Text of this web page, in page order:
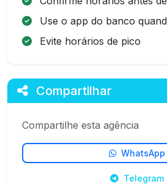
Use o app do banco
Evite horários de pico
Compartilhar
Compartilhe esta agência
WhatsApp
Telegram